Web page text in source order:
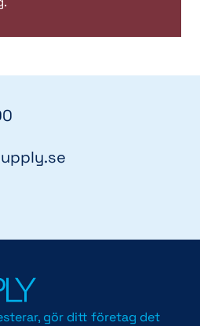
gör ditt företag det